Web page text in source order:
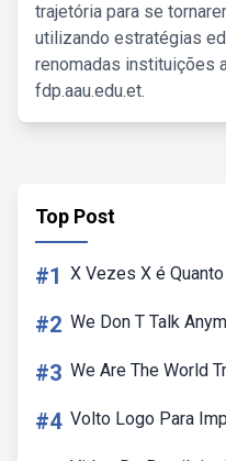
trajetória para se
utilizando estratégias
renomadas instituições
fdp.aau.edu.et.
Top Post
#1 X Vezes X é Quanto
#2 We Don T Talk
#3 We Are The World
#4 Volto Logo Para